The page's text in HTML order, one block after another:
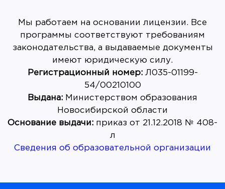
Мы работаем на основании лицензии. Все
программы соответствуют требованиям
законодательства, а выдаваемые документы
имеют юридическую силу.
Регистрационный номер:Л035-01199-
Выдана: Министерством образования
Основание выдачи: приказ от 21.12.2018 № 408-
Сведения об образовательной организации